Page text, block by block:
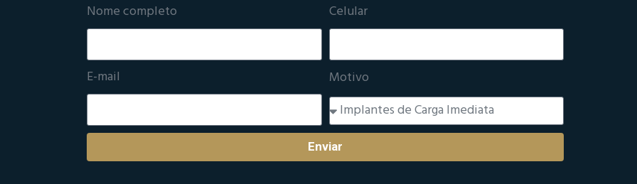
Nome completo
Celular
E-mail Motivo
Enviar